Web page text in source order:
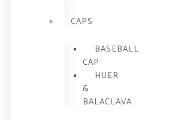
CAPS
BASEBALL
CAP
HUER
&
BALACLAVA